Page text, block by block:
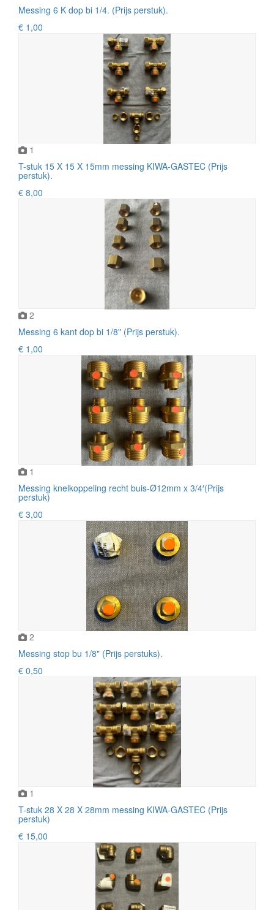
Messing 6 K dop bi 1/4. (Prijs perstuk).
€ 1,00
1
T-stuk 15 X 15 X 15mm messing KIWA-GASTEC (Prijs
perstuk).
€ 8,00
2
Messing 6 kant dop bi 1/8" (Prijs perstuk).
€ 1,00
1
Messing knelkoppeling recht buis-Ø12mm x 3/4′(Prijs
perstuk)
€ 3,00
2
Messing stop bu 1/8" (Prijs perstuks).
€ 0,50
1
T-stuk 28 X 28 X 28mm messing KIWA-GASTEC (Prijs
perstuk)
€ 15,00